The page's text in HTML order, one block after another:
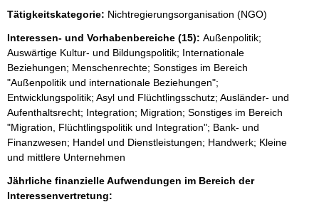
r
n
w
e
i
s
e
r
Tätigkeitskategorie: Nichtregierungsorganisation (NGO)
Interessen- und Vorhabenbereiche (15): Außenpolitik;
Auswärtige Kultur- und Bildungspolitik; Internationale
Beziehungen; Menschenrechte; Sonstiges im Bereich
"Außenpolitik und internationale Beziehungen";
Entwicklungspolitik; Asyl und Flüchtlingsschutz; Ausländer- und
Aufenthaltsrecht; Integration; Migration; Sonstiges im Bereich
"Migration, Flüchtlingspolitik und Integration"; Bank- und
Finanzwesen; Handel und Dienstleistungen; Handwerk; Kleine
und mittlere Unternehmen
Jährliche finanzielle Aufwendungen im Bereich der
Interessenvertretung: